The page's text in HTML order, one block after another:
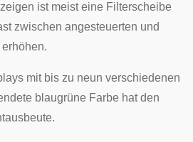
ist meist eine Filterscheibe
zwischen angesteuerten und
mit bis zu neun verschiedenen
blaugrüne Farbe hat den